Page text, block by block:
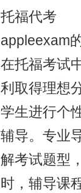
托福代考
appleexam
在托福考试
利取得理想
学生进行个
辅导。专业
解考试题型
时，辅导课